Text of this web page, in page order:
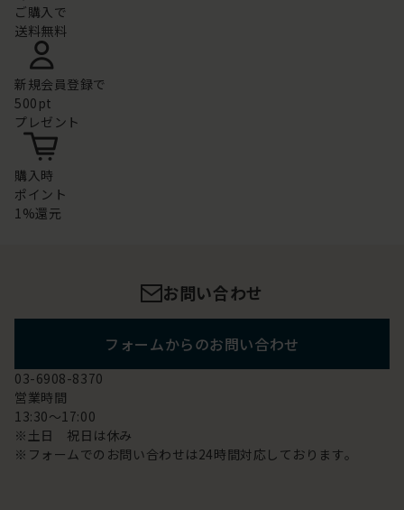
ご購入で
送料無料
新規会員登録で
500pt
プレゼント
購入時
ポイント
1%還元
お問い合わせ
フォームからのお問い合わせ
03-6908-8370
営業時間
13:30～17:00
※土日 祝日は休み
※フォームでのお問い合わせは24時間対応しております。